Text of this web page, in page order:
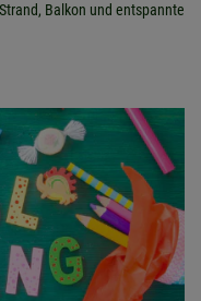
Balkon und entspannte